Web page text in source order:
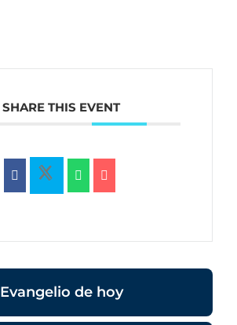
SHARE THIS EVENT
Evangelio de hoy